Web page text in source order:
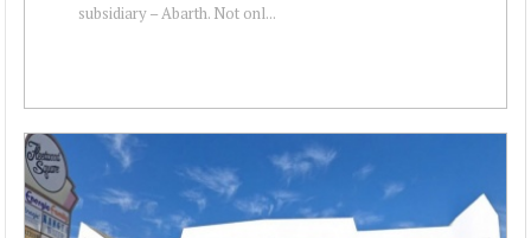
subsidiary – Abarth. Not onl...